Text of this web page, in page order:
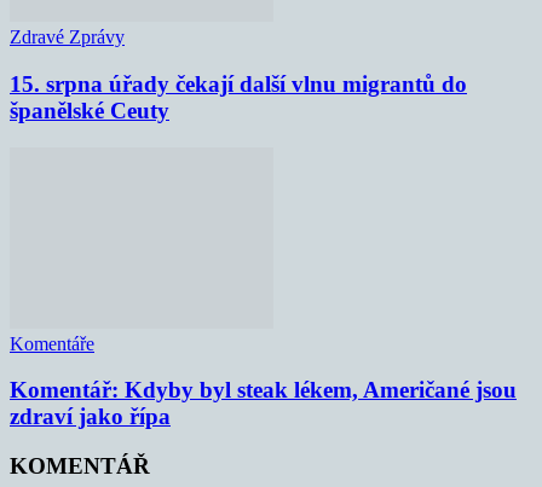
Zdravé Zprávy
15. srpna úřady čekají další vlnu migrantů do
španělské Ceuty
Komentáře
Komentář: Kdyby byl steak lékem, Američané jsou
zdraví jako řípa
KOMENTÁŘ